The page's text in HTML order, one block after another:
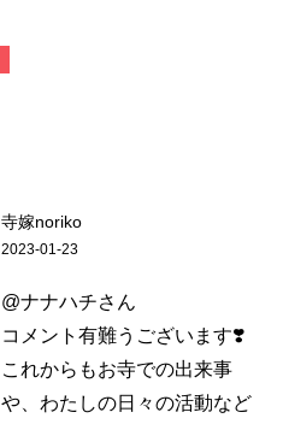
寺嫁noriko
2023-01-23
@ナナハチさん
コメント有難うございます❣️
これからもお寺での出来事
や、わたしの日々の活動など